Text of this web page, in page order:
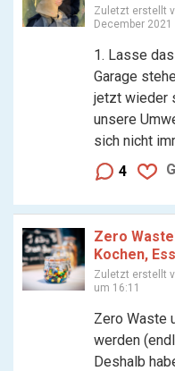
Zuletzt erstellt
December
1. Lasse
Garage
jetzt wieder
unsere
sich nicht
4
Zero
Kochen,
Zuletzt erstellt
um 16:11
Zero Waste
werden
Deshalb